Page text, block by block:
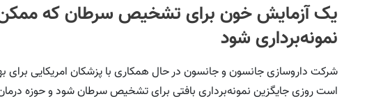
یک آزمایش خون برای تشخیص سرطان که
نمونه‌برداری شود
شرکت داروسازی جانسون و جانسون در حال همکاری با پزشکان امریکایی
است روزی جایگزین نمونه‌برداری بافتی برای تشخیص سرطان شود و حوزه